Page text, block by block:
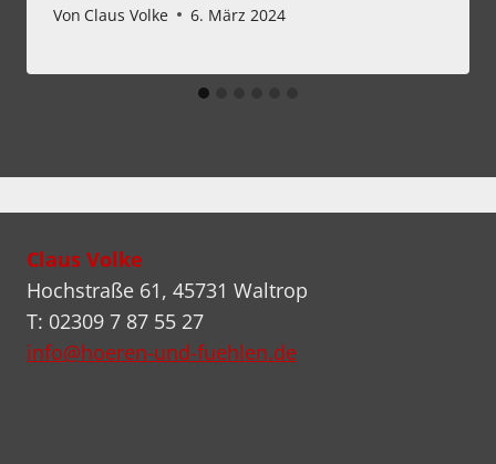
Von Claus Volke 6. März 2024
Claus Volke
Hochstraße 61, 45731 Waltrop
T: 02309 7 87 55 27
info@hoeren-und-fuehlen.de